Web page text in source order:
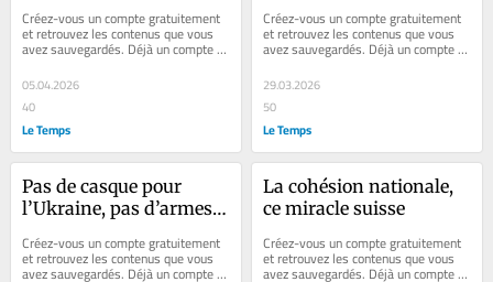
Créez-vous un compte gratuitement
et retrouvez les contenus que vous
avez sauvegardés. Déjà un compte ?
Se connecter Faites plaisir à vos...
05.04.2026
40
Le Temps
Créez-vous un compte gratuitement
et retrouvez les contenus que vous
avez sauvegardés. Déjà un compte ?
Se connecter Faites plaisir à vos...
29.03.2026
50
Le Temps
Pas de casque pour
l’Ukraine, pas d’armes
Créez-vous un compte gratuitement
et retrouvez les contenus que vous
avez sauvegardés. Déjà un compte ?
La cohésion nationale,
ce miracle suisse
Créez-vous un compte gratuitement
et retrouvez les contenus que vous
avez sauvegardés. Déjà un compte ?